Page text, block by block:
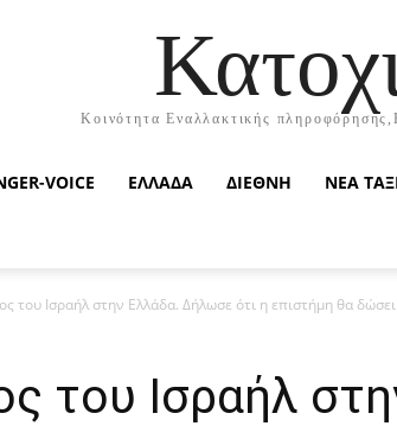
Κοινότητα Εναλλακτικής
VOICE ΕΛΛΑΔΑ ΔΙΕΘΝΗ ΝΕΑ
του Ισραήλ στην Ελλάδα. Δήλωσε ότι η επιστήμη θα
του Ισραήλ